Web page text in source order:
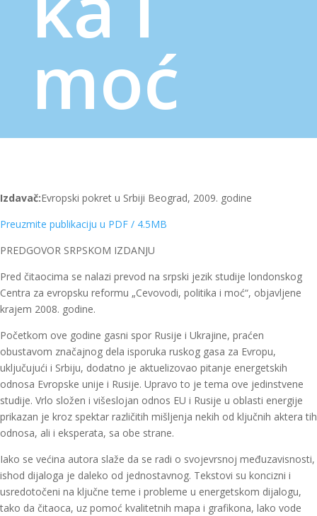
moć
Izdavač:Evropski pokret u Srbiji Beograd, 2009. godine
Preuzmite publikaciju u PDF / 4.5MB
PREDGOVOR SRPSKOM IZDANJU
Pred čitaocima se nalazi prevod na srpski jezik studije londonskog
Centra za evropsku reformu „Cevovodi, politika i moć“, objavljene
krajem 2008. godine.
Početkom ove godine gasni spor Rusije i Ukrajine, praćen
obustavom značajnog dela isporuka ruskog gasa za Evropu,
uključujući i Srbiju, dodatno je aktuelizovao pitanje energetskih
odnosa Evropske unije i Rusije. Upravo to je tema ove jedinstvene
studije. Vrlo složen i višeslojan odnos EU i Rusije u oblasti energije
prikazan je kroz spektar različitih mišljenja nekih od ključnih aktera tih
odnosa, ali i eksperata, sa obe strane.
Iako se većina autora slaže da se radi o svojevrsnoj međuzavisnosti,
ishod dijaloga je daleko od jednostavnog. Tekstovi su koncizni i
usredotočeni na ključne teme i probleme u energetskom dijalogu,
tako da čitaoca, uz pomoć kvalitetnih mapa i grafikona, lako vode